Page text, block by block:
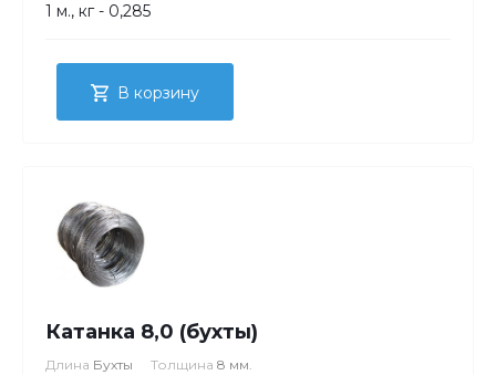
1 м., кг - 0,285
В корзину
Катанка 8,0 (бухты)
Длина Бухты Толщина 8 мм.